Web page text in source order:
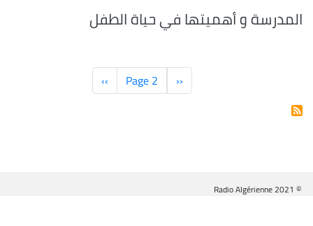
المدرسة و أهميتها في حياة الطفل
الصفحة
السابقة
‹‹
Page 2 الصفحة
التالية
››
© Radio Algérienne 2021